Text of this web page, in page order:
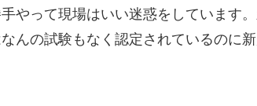
やって現場はいい迷惑をしています
んの試験もなく認定されているのに